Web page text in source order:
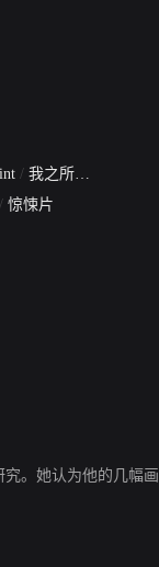
/ 我之所见
/ 惊悚片
。她认为他的几幅